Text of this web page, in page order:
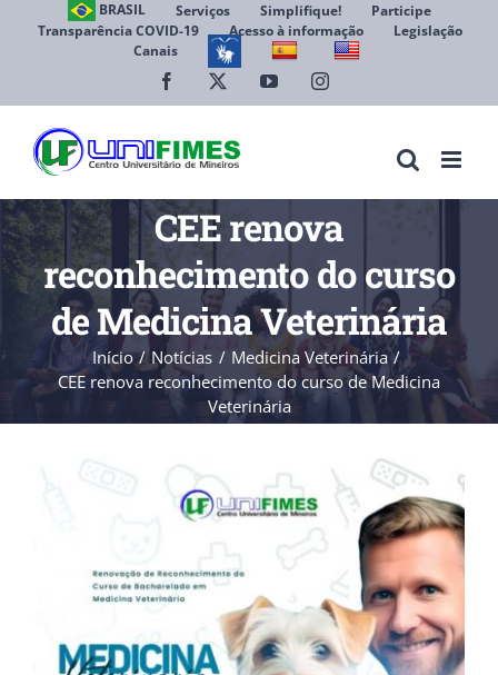
BRASIL Serviços Simplifique!
Participe
Transparência COVID-19
Acesso à informação
Legislação
Canais
Facebook YouTubeInstagram
CEE renova
reconhecimento do curso
de Medicina Veterinária
Início Notícias
Medicina Veterinária
CEE renova reconhecimento do curso de Medicina
Veterinária